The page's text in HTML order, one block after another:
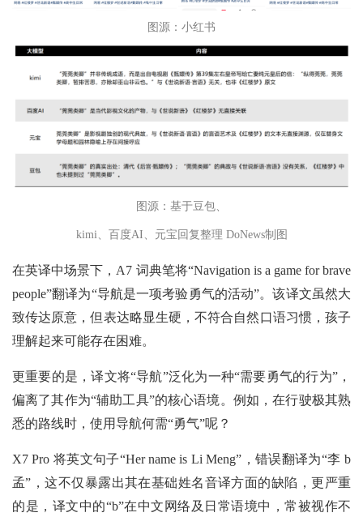
图源：小红书
图源：基于豆包、
kimi、百度AI、元宝回复整理 DoNews制图
在英译中场景下，A7 词典笔将“Navigation is a game for brave
people”翻译为“导航是一项考验勇气的活动”。该译文虽然大
致传达原意，但表达略显生硬，不符合自然口语习惯，孩子
理解起来可能存在困难。
更重要的是，译文将“导航”泛化为一种“需要勇气的行为”，
偏离了其作为“辅助工具”的核心语境。例如，在行驶极其熟
悉的路线时，使用导航何需“勇气”呢？
X7 Pro 将英文句子“Her name is Li Meng”，错误翻译为“李 b
孟”，这不仅暴露出其在基础姓名音译方面的缺陷，更严重
的是，译文中的“b”在中文网络及日常语境中，常被视作不